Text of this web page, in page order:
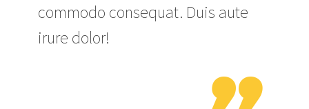
commodo consequat. Duis aute
irure dolor!